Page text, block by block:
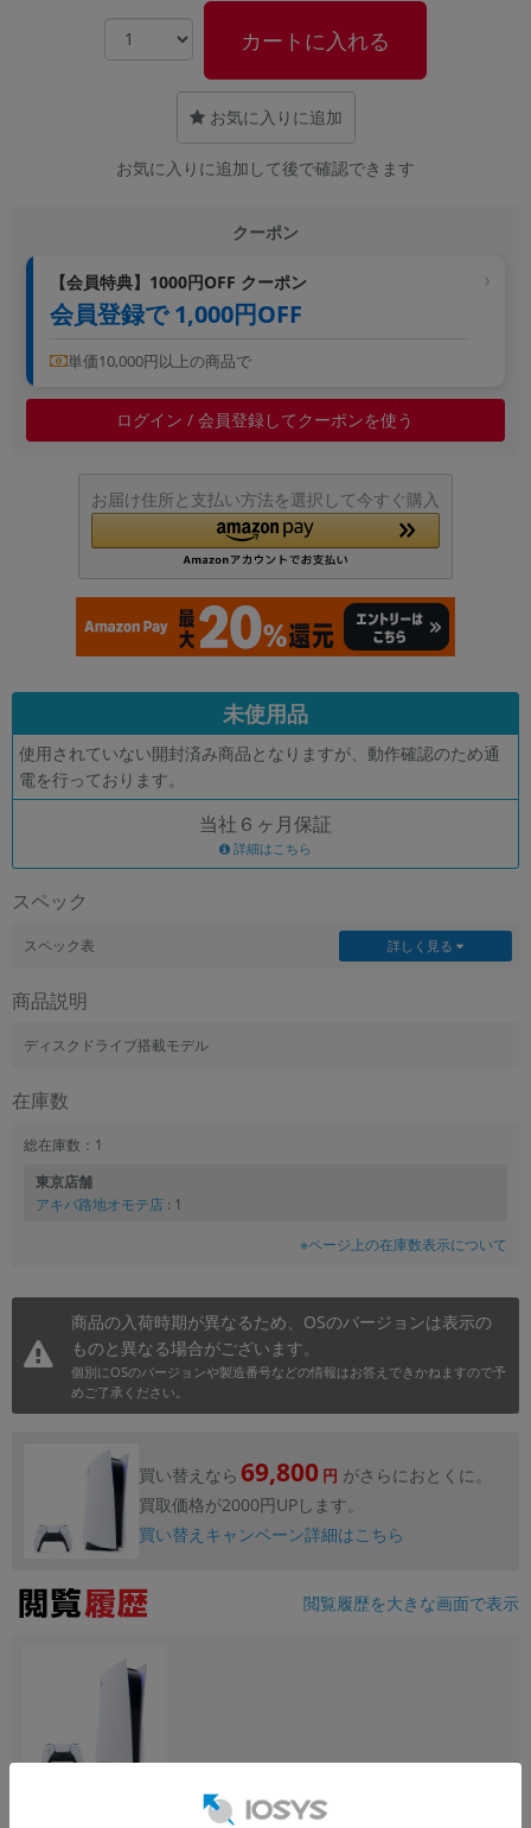
カートに入れる
お気に入りに追加
お気に入りに追加して後で確認できます
クーポン
【会員特典】1000円OFF クーポン
会員登録で 1,000円OFF
単価10,000円以上の商品で
ログイン / 会員登録してクーポンを使う
お届け住所と支払い方法を選択して今すぐ購入
未使用品
使用されていない開封済み商品となりますが、動作確認のため通
電を行っております。
当社６ヶ月保証
詳細はこちら
スペック
スペック表 詳しく見る
商品説明
ディスクドライブ搭載モデル
在庫数
総在庫数：1
東京店舗
アキバ路地オモテ店 : 1
※ページ上の在庫数表示について
商品の入荷時期が異なるため、OSのバージョンは表示の
ものと異なる場合がございます。
個別にOSのバージョンや製造番号などの情報はお答えできかねますので予
めご了承ください。
買い替えなら 69,800 円 がさらにおとくに。
買取価格が2000円UPします。
買い替えキャンペーン詳細はこちら
閲覧履歴を大きな画面で表示
商品状態の絞り込み
「新品」「未使用」「中古」など
容量
~
円 ～
年 月 から
年 月 まで
ただし機能別のみ「and検索」となります。